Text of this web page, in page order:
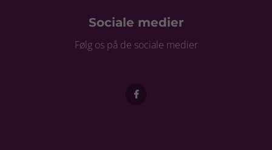
Sociale medier
Følg os på de sociale medier